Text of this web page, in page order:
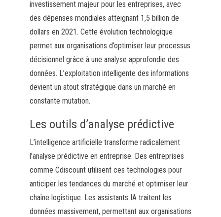
investissement majeur pour les entreprises, avec
des dépenses mondiales atteignant 1,5 billion de
dollars en 2021. Cette évolution technologique
permet aux organisations d’optimiser leur processus
décisionnel grâce à une analyse approfondie des
données. L’exploitation intelligente des informations
devient un atout stratégique dans un marché en
constante mutation.
Les outils d’analyse prédictive
L’intelligence artificielle transforme radicalement
l’analyse prédictive en entreprise. Des entreprises
comme Cdiscount utilisent ces technologies pour
anticiper les tendances du marché et optimiser leur
chaîne logistique. Les assistants IA traitent les
données massivement, permettant aux organisations